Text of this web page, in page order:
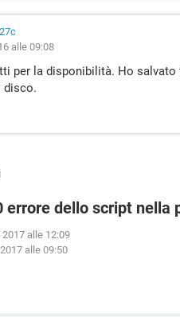
alle 09:08
per la disponibilità. Ho
disco.
errore dello script nella
alle 12:09
alle 09:50